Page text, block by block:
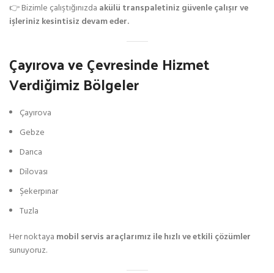
👉 Bizimle çalıştığınızda akülü transpaletiniz güvenle çalışır ve
işleriniz kesintisiz devam eder.
Çayırova ve Çevresinde Hizmet
Verdiğimiz Bölgeler
Çayırova
Gebze
Darıca
Dilovası
Şekerpınar
Tuzla
Her noktaya mobil servis araçlarımız ile hızlı ve etkili çözümler
sunuyoruz.